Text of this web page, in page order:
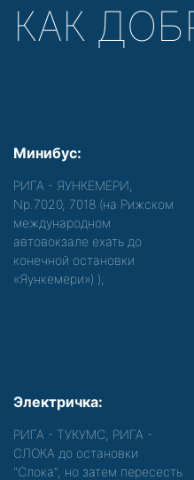
КАК
Минибус:
РИГА - ЯУНКЕМЕРИ,
Nр.7020, 7018 (на Рижском
международном
автовокзале ехать до
конечной остановки
«Яункемери») );
Электричка:
РИГА - ТУКУМС, РИГА -
СЛОКА до остановки
"Слока", но затем пересесть